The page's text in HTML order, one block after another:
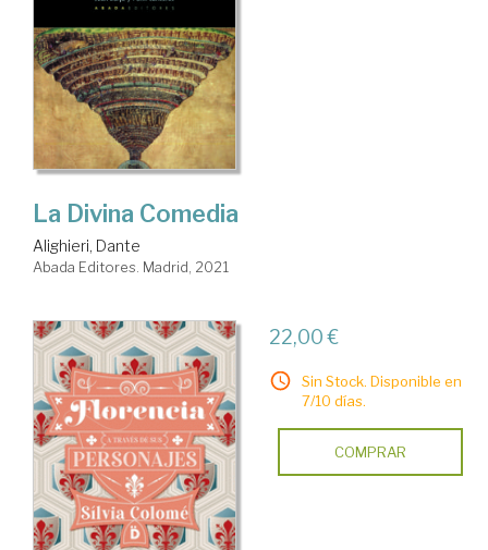
La Divina Comedia
Alighieri, Dante
Abada Editores. Madrid, 2021
22,00 €
Sin Stock. Disponible en
7/10 días.
COMPRAR